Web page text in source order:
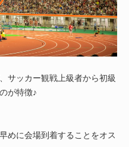
サッカー観戦上級者から初級
が特徴♪
めに会場到着することをオス